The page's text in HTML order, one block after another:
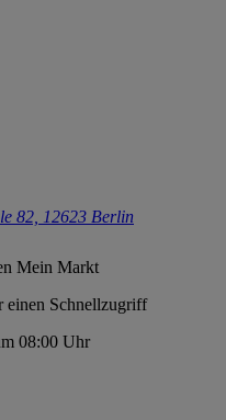
82, 12623 Berlin
Mein Markt
einen Schnellzugriff
08:00 Uhr